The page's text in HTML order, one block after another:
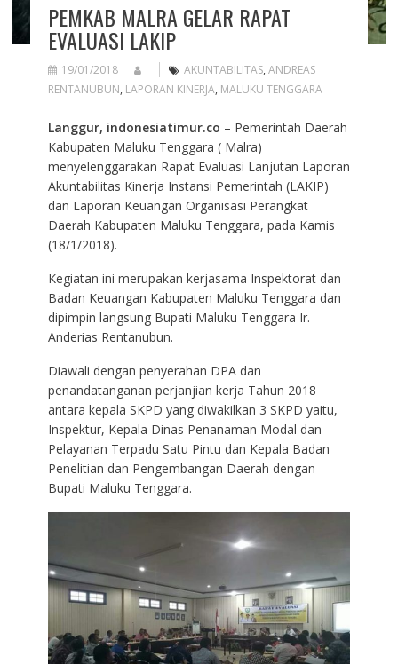
PEMKAB MALRA GELAR RAPAT
EVALUASI LAKIP
19/01/2018 AKUNTABILITAS, ANDREAS
RENTANUBUN, LAPORAN KINERJA, MALUKU TENGGARA
Langgur, indonesiatimur.co – Pemerintah Daerah
Kabupaten Maluku Tenggara ( Malra)
menyelenggarakan Rapat Evaluasi Lanjutan Laporan
Akuntabilitas Kinerja Instansi Pemerintah (LAKIP)
dan Laporan Keuangan Organisasi Perangkat
Daerah Kabupaten Maluku Tenggara, pada Kamis
(18/1/2018).
Kegiatan ini merupakan kerjasama Inspektorat dan
Badan Keuangan Kabupaten Maluku Tenggara dan
dipimpin langsung Bupati Maluku Tenggara Ir.
Anderias Rentanubun.
Diawali dengan penyerahan DPA dan
penandatanganan perjanjian kerja Tahun 2018
antara kepala SKPD yang diwakilkan 3 SKPD yaitu,
Inspektur, Kepala Dinas Penanaman Modal dan
Pelayanan Terpadu Satu Pintu dan Kepala Badan
Penelitian dan Pengembangan Daerah dengan
Bupati Maluku Tenggara.